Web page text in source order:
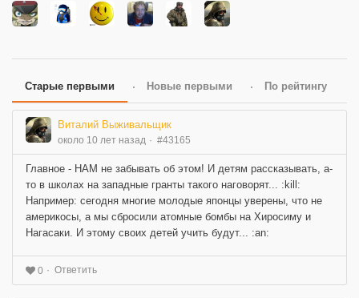
Старые первыми Новые первыми По рейтингу
Виталий Выживальщик
около 10 лет назад #43165
Главное - НАМ не забывать об этом! И детям рассказывать, а-
то в школах на западные гранты такого наговорят... :kill:
Например: сегодня многие молодые японцы уверены, что не
америкосы, а мы сбросили атомные бомбы на Хиросиму и
Нагасаки. И этому своих детей учить будут... :an:
0 Ответить